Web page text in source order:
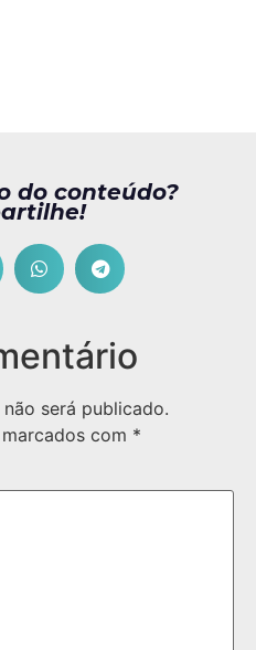
do conteúdo?
será publicado.
com *